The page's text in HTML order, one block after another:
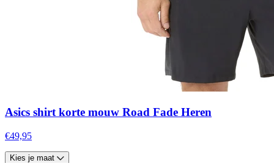
Asics shirt korte mouw Road Fade Heren
€49,95
Kies je maat